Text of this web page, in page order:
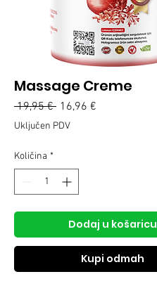
Massage Creme
19,95 € Redovna
cijena
16,96 €
Uključen PDV
Količina *
Dodaj u košaricu
Kupi odmah